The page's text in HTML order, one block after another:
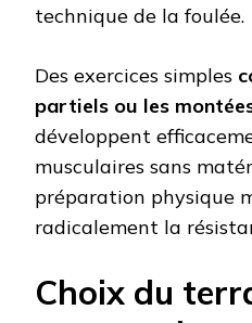
technique de la foulée.
Des exercices simples
partiels ou les
développent
musculaires sans
préparation physique
radicalement la
Choix du